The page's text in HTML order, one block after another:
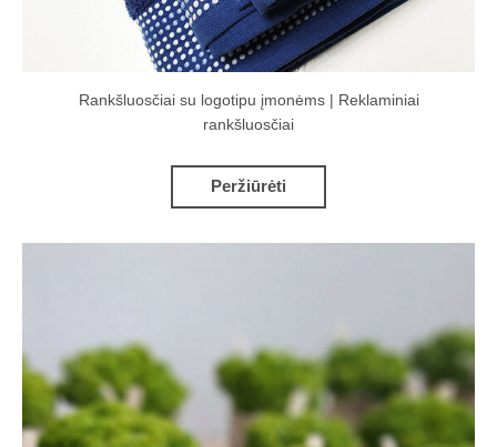
Rankšluosčiai su logotipu įmonėms | Reklaminiai
rankšluosčiai
Peržiūrėti